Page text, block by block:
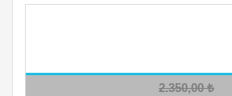
2.350,00₺